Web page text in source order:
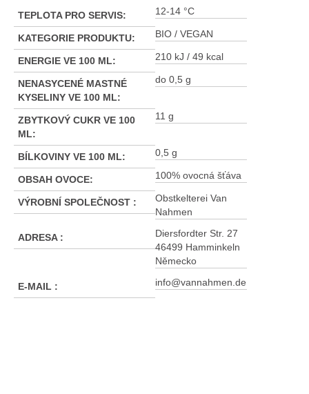
TEPLOTA PRO SERVIS: 12-14 °C
KATEGORIE PRODUKTU: BIO / VEGAN
ENERGIE VE 100 ML: 210 kJ / 49 kcal
NENASYCENÉ MASTNÉ
KYSELINY VE 100 ML:
do 0,5 g
ZBYTKOVÝ CUKR VE 100
ML:
11 g
BÍLKOVINY VE 100 ML: 0,5 g
OBSAH OVOCE: 100% ovocná šťáva
VÝROBNÍ SPOLEČNOST :
Obstkelterei Van
Nahmen
ADRESA :
Diersfordter Str. 27
46499 Hamminkeln
Německo
E-MAIL : info@vannahmen.de